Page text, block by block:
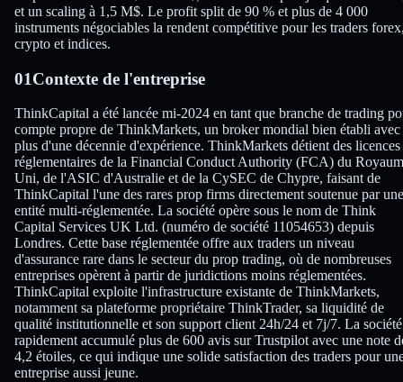
et un scaling à 1,5 M$. Le profit split de 90 % et plus de 4 000
instruments négociables la rendent compétitive pour les traders
crypto et indices.
01Contexte de l'entreprise
ThinkCapital a été lancée mi-2024 en tant que branche de trading
compte propre de ThinkMarkets, un broker mondial bien établi avec
plus d'une décennie d'expérience. ThinkMarkets détient des licences
réglementaires de la Financial Conduct Authority (FCA) du
Uni, de l'ASIC d'Australie et de la CySEC de Chypre, faisant de
ThinkCapital l'une des rares prop firms directement soutenue par une
entité multi-réglementée. La société opère sous le nom de Think
Capital Services UK Ltd. (numéro de société 11054653) depuis
Londres. Cette base réglementée offre aux traders un niveau
d'assurance rare dans le secteur du prop trading, où de nombreuses
entreprises opèrent à partir de juridictions moins réglementées.
ThinkCapital exploite l'infrastructure existante de ThinkMarkets,
notamment sa plateforme propriétaire ThinkTrader, sa liquidité de
qualité institutionnelle et son support client 24h/24 et 7j/7. La
rapidement accumulé plus de 600 avis sur Trustpilot avec une note
4,2 étoiles, ce qui indique une solide satisfaction des traders pour
entreprise aussi jeune.